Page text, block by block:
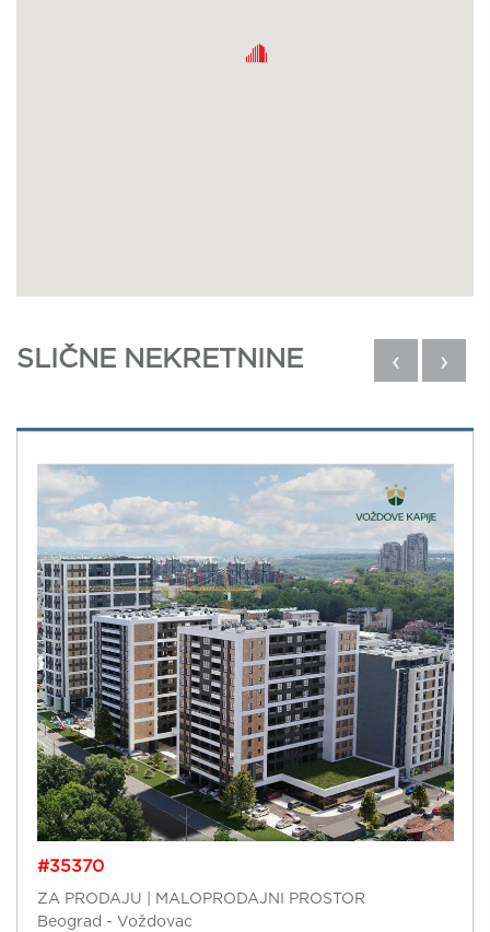
SLIČNE NEKRETNINE ‹ ›
#35370
ZA PRODAJU | MALOPRODAJNI PROSTOR
Beograd - Voždovac